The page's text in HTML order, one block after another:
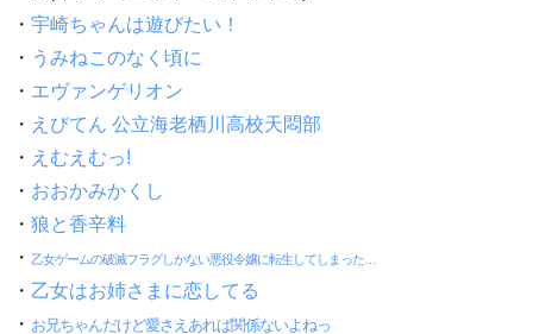
・ 宇崎ちゃんは遊びたい！
・ うみねこのなく頃に
・ エヴァンゲリオン
・ えびてん 公立海老栖川高校天悶部
・ えむえむっ!
・ おおかみかくし
・ 狼と香辛料
・ 乙女ゲームの破滅フラグしかない悪役令嬢に転生してしまった…
・ 乙女はお姉さまに恋してる
・ お兄ちゃんだけど愛さえあれば関係ないよねっ